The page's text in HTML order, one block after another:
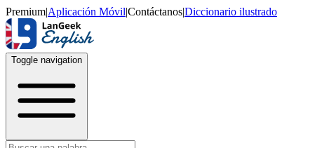
Premium|Aplicación Móvil|Contáctanos|Diccionario ilustrado
Toggle navigation